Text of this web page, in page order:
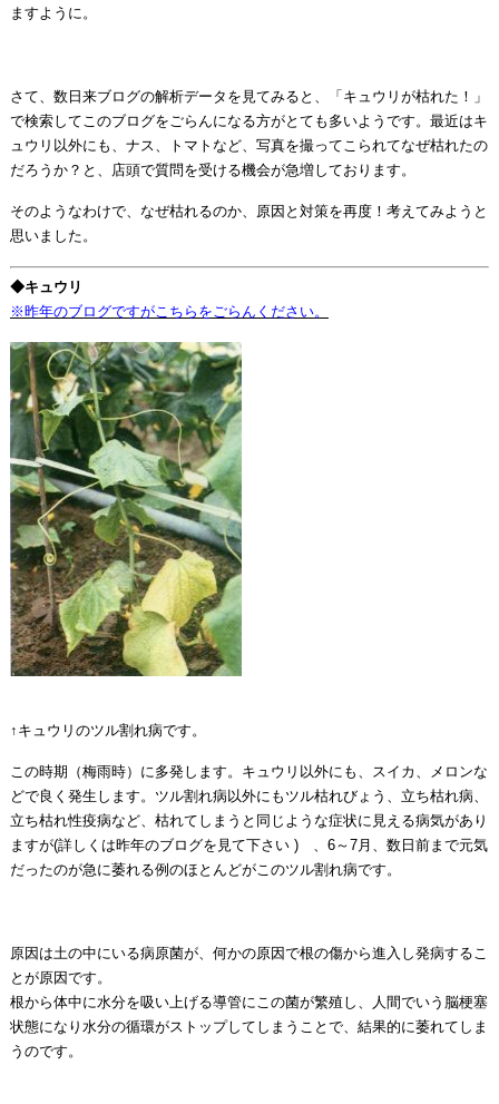
ますように。
さて、数日来ブログの解析データを見てみると、「キュウリが枯れた！」
で検索してこのブログをごらんになる方がとても多いようです。最近はキ
ュウリ以外にも、ナス、トマトなど、写真を撮ってこられてなぜ枯れたの
だろうか？と、店頭で質問を受ける機会が急増しております。
そのようなわけで、なぜ枯れるのか、原因と対策を再度！考えてみようと
思いました。
◆キュウリ
※昨年のブログですがこちらをごらんください。
↑キュウリのツル割れ病です。
この時期（梅雨時）に多発します。キュウリ以外にも、スイカ、メロンな
どで良く発生します。ツル割れ病以外にもツル枯れびょう、立ち枯れ病、
立ち枯れ性疫病など、枯れてしまうと同じような症状に見える病気があり
ますが(詳しくは昨年のブログを見て下さい ) 、6～7月、数日前まで元気
だったのが急に萎れる例のほとんどがこのツル割れ病です。
原因は土の中にいる病原菌が、何かの原因で根の傷から進入し発病するこ
とが原因です。
根から体中に水分を吸い上げる導管にこの菌が繁殖し、人間でいう脳梗塞
状態になり水分の循環がストップしてしまうことで、結果的に萎れてしま
うのです。